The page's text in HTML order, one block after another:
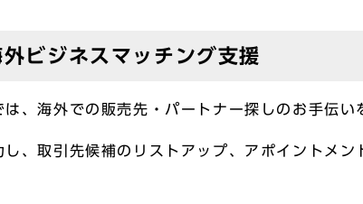
ビジネスマッチング支援
、海外での販売先・パートナー探しのお手伝い
、取引先候補のリストアップ、アポイントメン